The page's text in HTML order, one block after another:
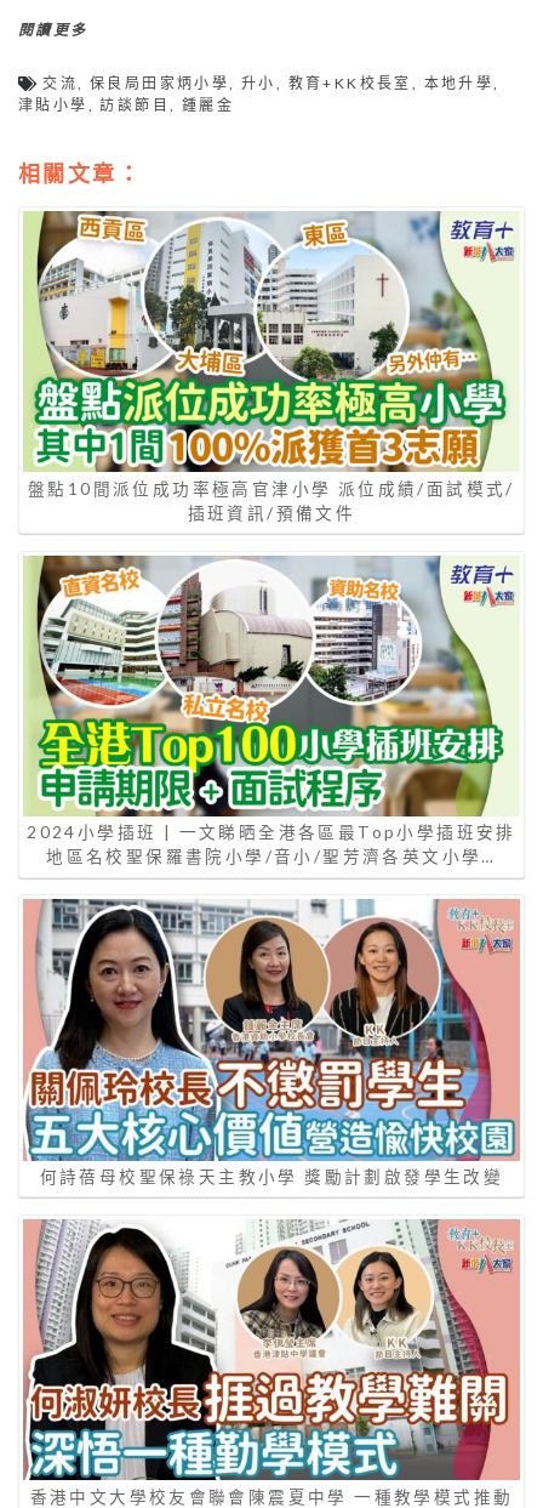
閱讀更多
交流 ,保良局田家炳小學 ,升小 教育+KK校長室 本地升學
津貼小學
,訪談節目 鍾麗金
相關文章：
盤點10間派位成功率極高官津小學 派位成績/面試模式/
插班資訊/預備文件
2024小學插班 | 一文睇晒全港各區最Top小學插班安排
地區名校聖保羅書院小學/音小/聖芳濟各英文小學…
何詩蓓母校聖保祿天主教小學 獎勵計劃啟發學生改變
香港中文大學校友會聯會陳震夏中學 一種教學模式推動